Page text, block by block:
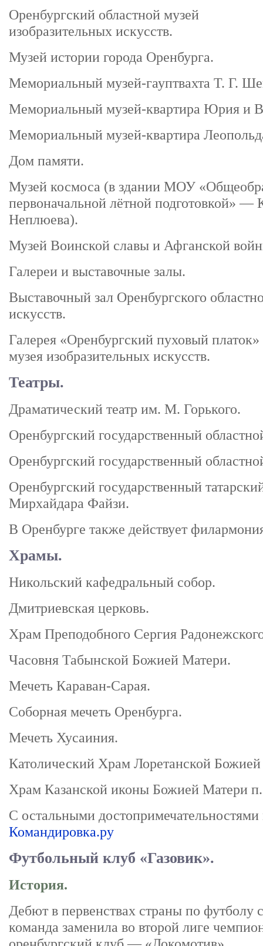
Оренбургский областной музей
изобразительных искусств.
Музей истории города Оренбурга.
Мемориальный музей-гауптвахта Т. Г.
Мемориальный музей-квартира Юрия и
Мемориальный музей-квартира
Дом памяти.
Музей космоса (в здании МОУ
первоначальной лётной подготовкой»
Неплюева).
Музей Воинской славы и Афганской
Галереи и выставочные залы.
Выставочный зал Оренбургского
искусств.
Галерея «Оренбургский пуховый платок»
музея изобразительных искусств.
Театры.
Драматический театр им. М. Горького.
Оренбургский государственный
Оренбургский государственный
Оренбургский государственный
Мирхайдара Файзи.
В Оренбурге также действует
Храмы.
Никольский кафедральный собор.
Дмитриевская церковь.
Храм Преподобного Сергия
Часовня Табынской Божией Матери.
Мечеть Караван-Сарая.
Соборная мечеть Оренбурга.
Мечеть Хусаиния.
Католический Храм Лоретанской
Храм Казанской иконы Божией Матери
С остальными
Командировка.ру
Футбольный клуб «Газовик».
История.
Дебют в первенствах страны по футболу
команда заменила во второй лиге